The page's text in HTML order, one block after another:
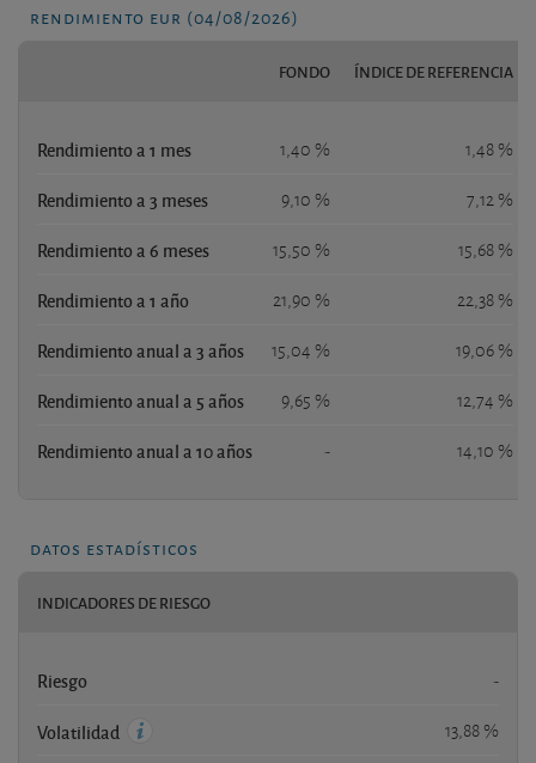
rendimiento eur (04/08/2026)
FONDO ÍNDICE DE REFERENCIA
Rendimiento a 1 mes 1,40 % 1,48 %
Rendimiento a 3 meses 9,10 % 7,12 %
Rendimiento a 6 meses 15,50 % 15,68 %
Rendimiento a 1 año 21,90 % 22,38 %
Rendimiento anual a 3 años 15,04 % 19,06 %
Rendimiento anual a 5 años 9,65 % 12,74 %
Rendimiento anual a 10 años - 14,10 %
datos estadísticos
INDICADORES DE RIESGO
Riesgo -
Volatilidad 13,88 %